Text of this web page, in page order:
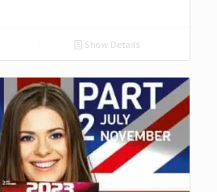
Show Details